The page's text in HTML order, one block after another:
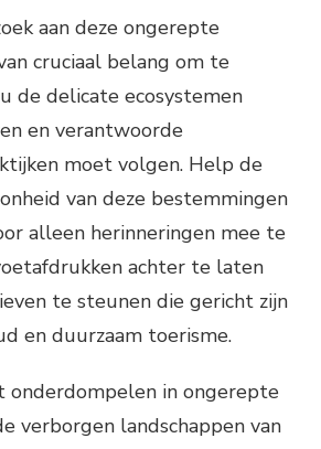
aan deze ongerepte
cruciaal belang om te
de delicate ecosystemen
en verantwoorde
moet volgen. Help de
van deze bestemmingen
alleen herinneringen mee te
achter te laten
te steunen die gericht zijn
en duurzaam toerisme.
onderdompelen in ongerepte
verborgen landschappen van